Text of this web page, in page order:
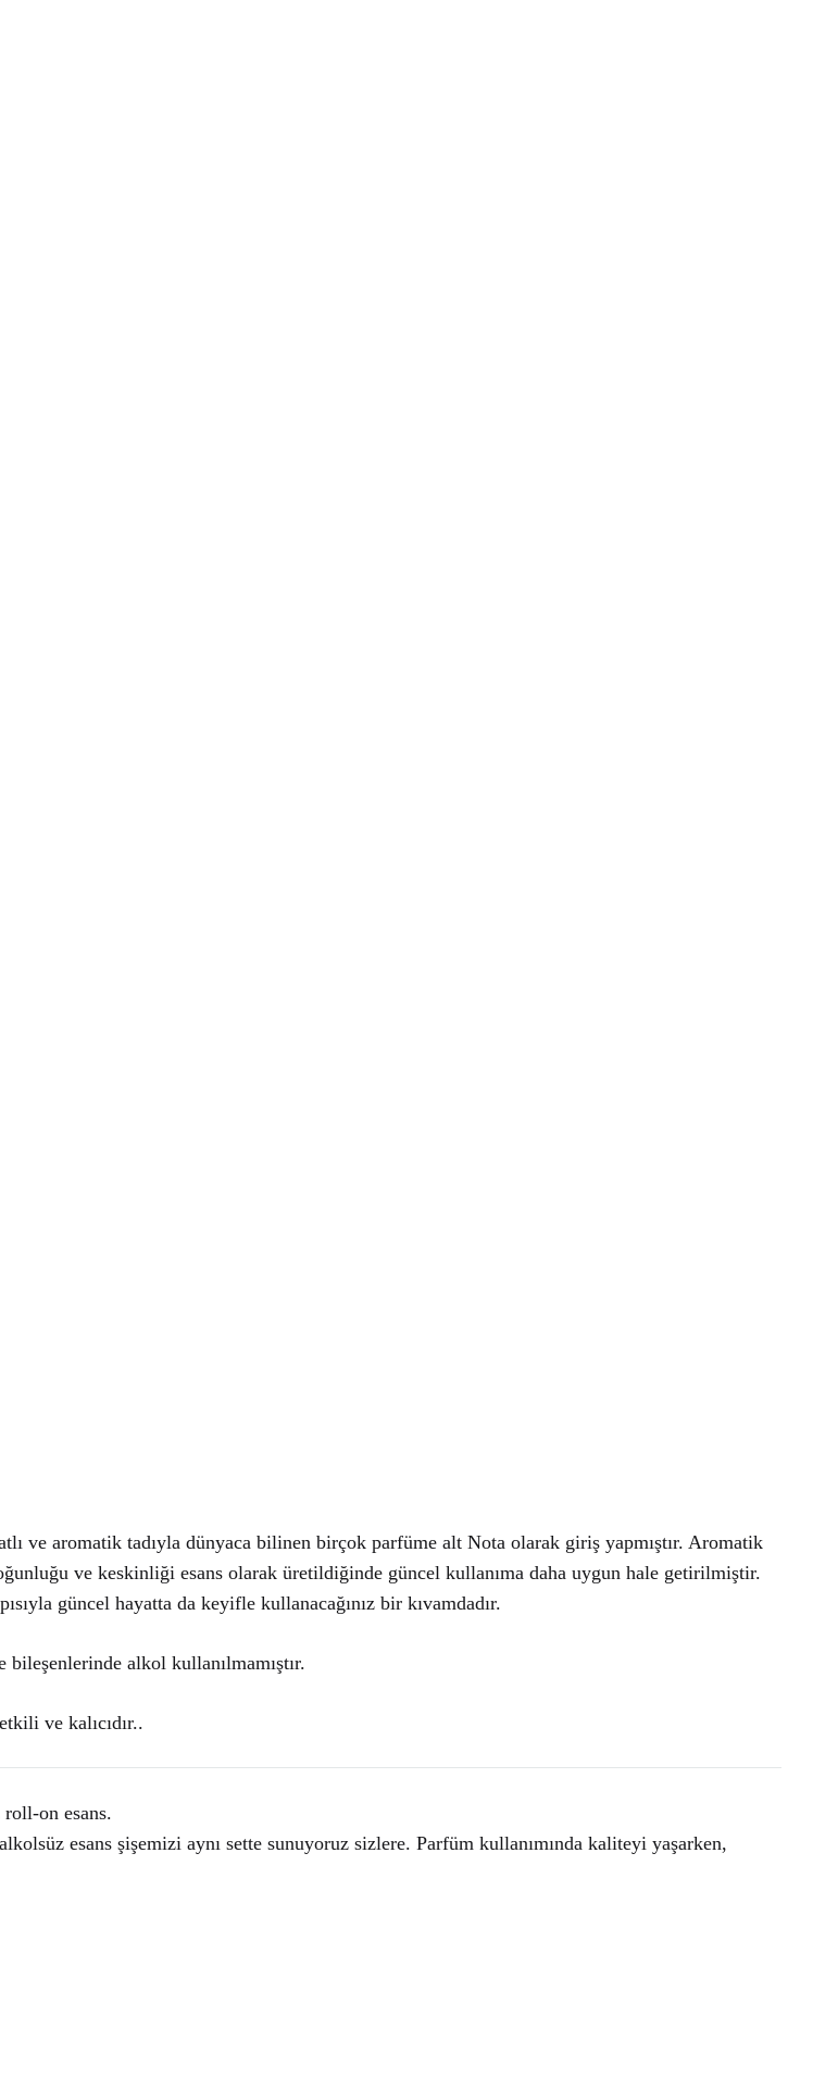
ve aromatik tadıyla dünyaca bilinen birçok parfüme alt Nota olarak giriş yapmıştır. Aromatik
ve keskinliği esans olarak üretildiğinde güncel kullanıma daha uygun hale getirilmiştir.
güncel hayatta da keyifle kullanacağınız bir kıvamdadır.
alkol kullanılmamıştır.
ve kalıcıdır..
on esans.
esans şişemizi aynı sette sunuyoruz sizlere. Parfüm kullanımında kaliteyi yaşarken,